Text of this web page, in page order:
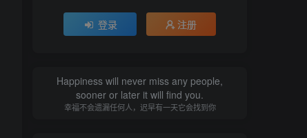
登录 注册
Happiness will never miss any people,
sooner or later it will find you.
幸福不会遗漏任何人，迟早有一天它会找到你